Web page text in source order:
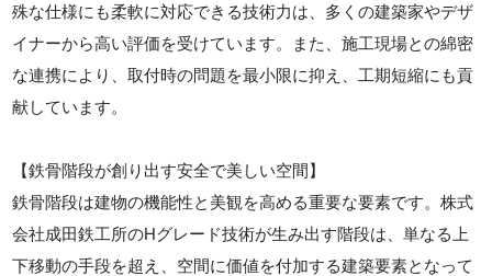
殊な仕様にも柔軟に対応できる技術力は、多くの建築家やデザ
イナーから高い評価を受けています。また、施工現場との綿密
な連携により、取付時の問題を最小限に抑え、工期短縮にも貢
献しています。
【鉄骨階段が創り出す安全で美しい空間】
鉄骨階段は建物の機能性と美観を高める重要な要素です。株式
会社成田鉄工所のHグレード技術が生み出す階段は、単なる上
下移動の手段を超え、空間に価値を付加する建築要素となって